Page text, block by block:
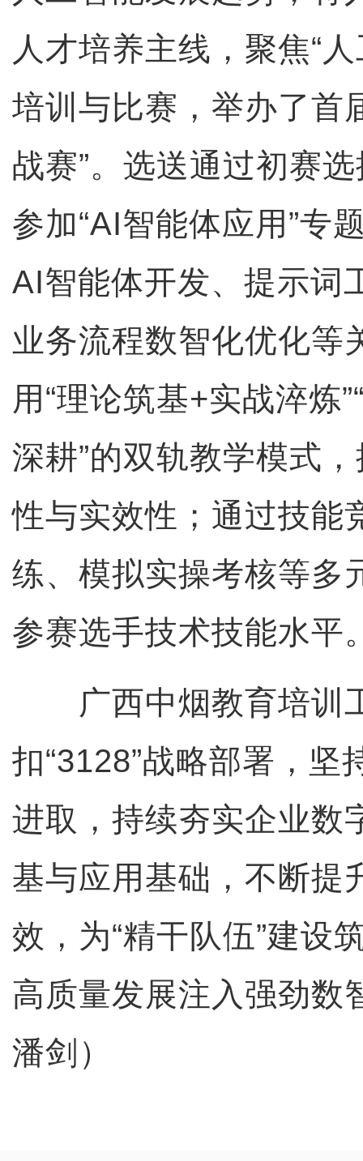
人才培养主线，聚焦“
培训与比赛，举办了首
战赛”。选送通过初赛
参加“AI智能体应用”专
AI智能体开发、提示词
业务流程数智化优化等
用“理论筑基+实战淬炼
深耕”的双轨教学模式
性与实效性；通过技能
练、模拟实操考核等多
参赛选手技术技能水平
广西中烟教育培训
扣“3128”战略部署，坚
进取，持续夯实企业数
基与应用基础，不断提
效，为“精干队伍”建设
高质量发展注入强劲数
潘剑）